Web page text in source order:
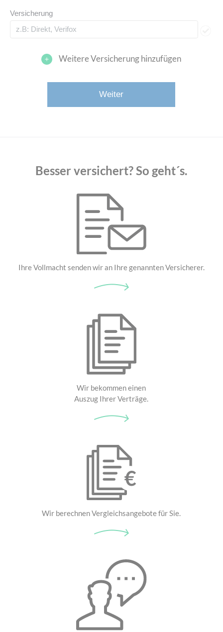
Versicherung
Weitere Versicherung hinzufügen
Besser versichert? So geht´s.
Ihre Vollmacht senden wir an Ihre genannten Versicherer.
Wir bekommen einen
Auszug Ihrer Verträge.
Wir berechnen Vergleichsangebote für Sie.